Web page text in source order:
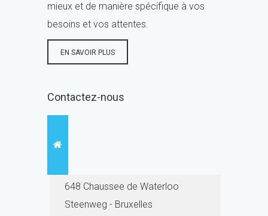
mieux et de manière spécifique à vos
besoins et vos attentes.
EN SAVOIR PLUS
Contactez-nous
648 Chaussee de Waterloo
Steenweg - Bruxelles